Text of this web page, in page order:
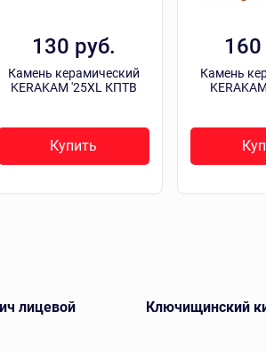
130 руб.
Камень керамический
KERAKAM '25XL КПТВ
Купить
160
Камень
лицевой Ключищинский